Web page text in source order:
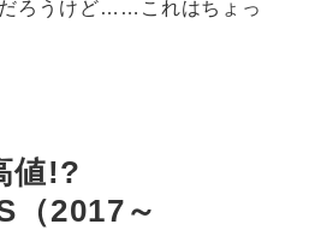
ろうけど……これはちょっ
値!?
（2017～